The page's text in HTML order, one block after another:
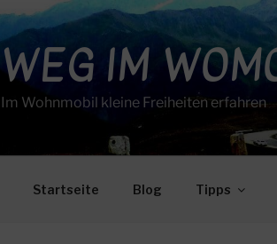
WEG IM
Im Wohnmobil kleine Freiheiten erfahren
Startseite Blog Tipps